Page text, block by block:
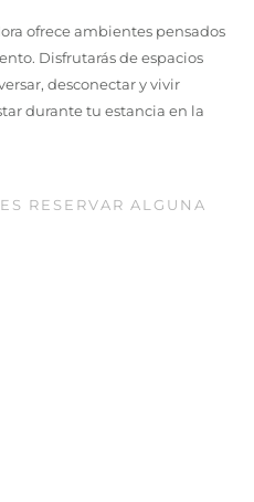
ofrece ambientes pensados
Disfrutarás de espacios
desconectar y vivir
durante tu estancia en la
RESERVAR ALGUNA